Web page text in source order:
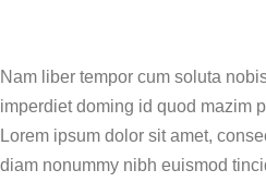
Nam liber tempor cum soluta
imperdiet doming id quod mazim
Lorem ipsum dolor sit amet,
diam nonummy nibh euismod